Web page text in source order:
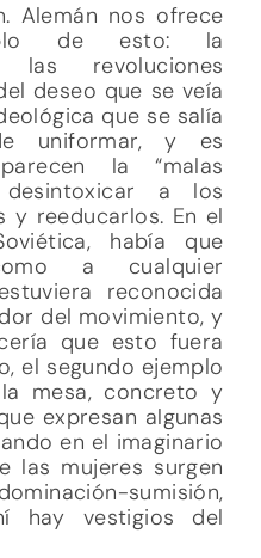
Alemán nos ofrece
de esto: la
las revoluciones
deseo que se veía
que se salía
uniformar, y es
la “malas
a los
y reeducarlos. En el
había que
a cualquier
reconocida
del movimiento, y
que esto fuera
el segundo ejemplo
mesa, concreto y
expresan algunas
en el imaginario
las mujeres surgen
sumisión,
hay vestigios del